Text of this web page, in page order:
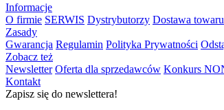
Informacje
O firmie SERWIS Dystrybutorzy Dostawa towaru
Zasady
Gwarancja Regulamin Polityka Prywatności
Zobacz też
Newsletter Oferta dla sprzedawców Konkurs
Kontakt
Zapisz się do newslettera!